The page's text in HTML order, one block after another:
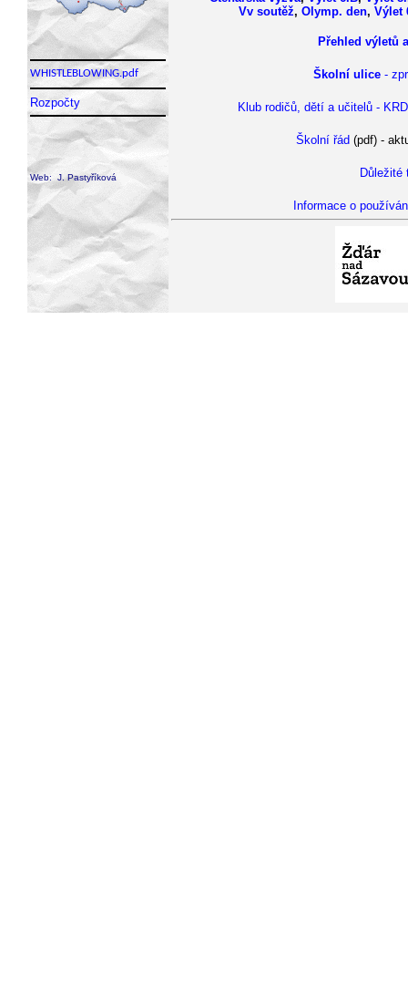
WHISTLEBLOWING.pdf
Rozpočty
Web: J. Pastyříková
Vv soutěž, Olymp. den, Výlet
Přehled výletů
Školní ulice-
Klub rodičů, dětí a učitelů -
Školní řád (pdf) -
Důležité
Informace o